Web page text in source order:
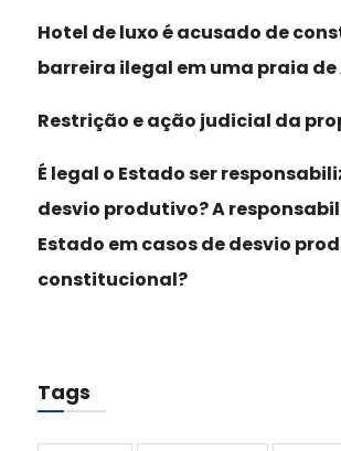
Hotel de luxo é acusado de
barreira ilegal em uma praia
Restrição e ação judicial da
É legal o Estado ser
desvio produtivo? A
Estado em casos de desvio
constitucional?
Tags